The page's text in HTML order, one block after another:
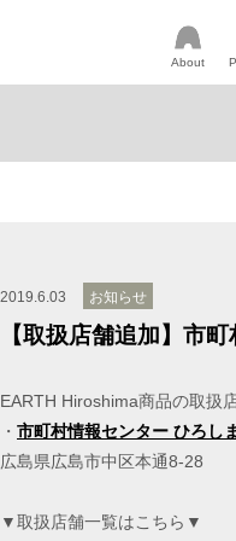
About
2019.6.03 お知らせ
【取扱店舗追加】市
EARTH Hiroshima商品の取扱
・ 市町村情報センター ひろし
広島県広島市中区本通8-28
▼取扱店舗一覧はこちら▼